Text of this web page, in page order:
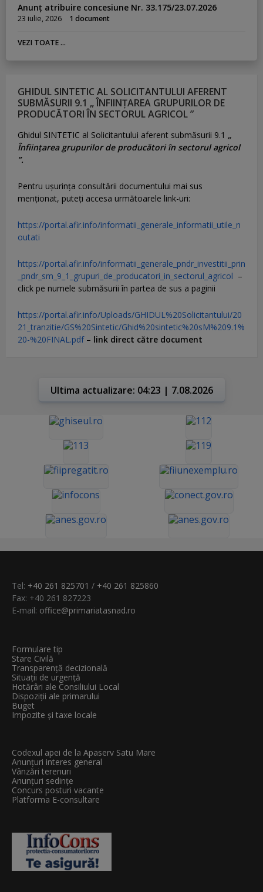
Anunț atribuire concesiune Nr. 33.175/23.07.2026
23 iulie, 2026 1 document
VEZI TOATE ...
GHIDUL SINTETIC AL SOLICITANTULUI AFERENT
SUBMĂSURII 9.1 „ ÎNFIINȚAREA GRUPURILOR DE
PRODUCĂTORI ÎN SECTORUL AGRICOL ”
Ghidul SINTETIC al Solicitantului aferent submăsurii 9.1 „
Înființarea grupurilor de producători în sectorul agricol
”.
Pentru uşurinţa consultării documentului mai sus
menţionat, puteţi accesa următoarele link-uri:
https://portal.afir.info/informatii_generale_informatii_utile_n
outati
https://portal.afir.info/informatii_generale_pndr_investitii_prin
_pndr_sm_9_1_grupuri_de_producatori_in_sectorul_agricol –
click pe numele submăsurii în partea de sus a paginii
https://portal.afir.info/Uploads/GHIDUL%20Solicitantului/20
21_tranzitie/GS%20Sintetic/Ghid%20sintetic%20sM%209.1%
20-%20FINAL.pdf– link direct către document
Ultima actualizare: 04:23 | 7.08.2026
Tel: +40 261 825701 / +40 261 825860
Fax: +40 261 827223
E-mail: office@primariatasnad.ro
Formulare tip
Stare Civilă
Transparenţă decizională
Situații de urgență
Hotărâri ale Consiliului Local
Dispoziții ale primarului
Buget
Impozite și taxe locale
Codexul apei de la Apaserv Satu Mare
Anunțuri interes general
Vânzări terenuri
Anunțuri sedințe
Concurs posturi vacante
Platforma E-consultare